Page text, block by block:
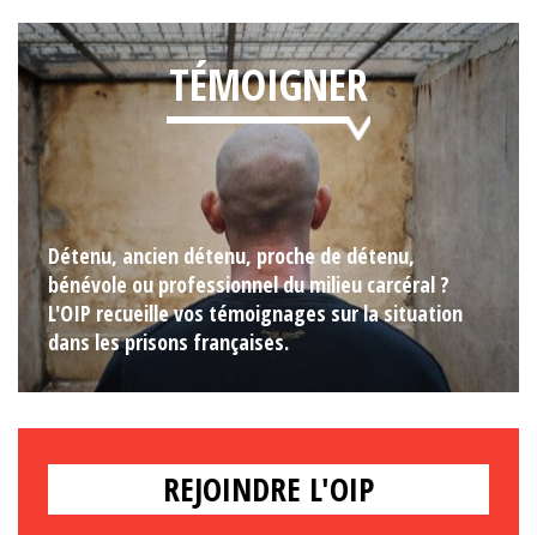
TÉMOIGNER
Détenu, ancien détenu, proche de détenu,
bénévole ou professionnel du milieu carcéral ?
L'OIP recueille vos témoignages sur la situation
dans les prisons françaises.
REJOINDRE L'OIP